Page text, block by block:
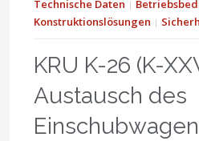
Technische Daten
Konstruktionslösungen
KRU K-26 (K-
Austausch des